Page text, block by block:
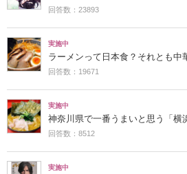
回答数：23893
実施中
ラーメンって日本食？それとも中
回答数：19671
実施中
神奈川県で一番うまいと思う「横
回答数：8512
実施中